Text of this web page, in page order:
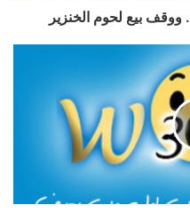
ووقف بيع لحوم الخنزير